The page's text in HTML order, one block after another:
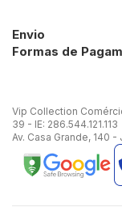
Envio
Formas de
Vip Collection
39 - IE: 286.544.121.113
Av. Casa Grande, 140